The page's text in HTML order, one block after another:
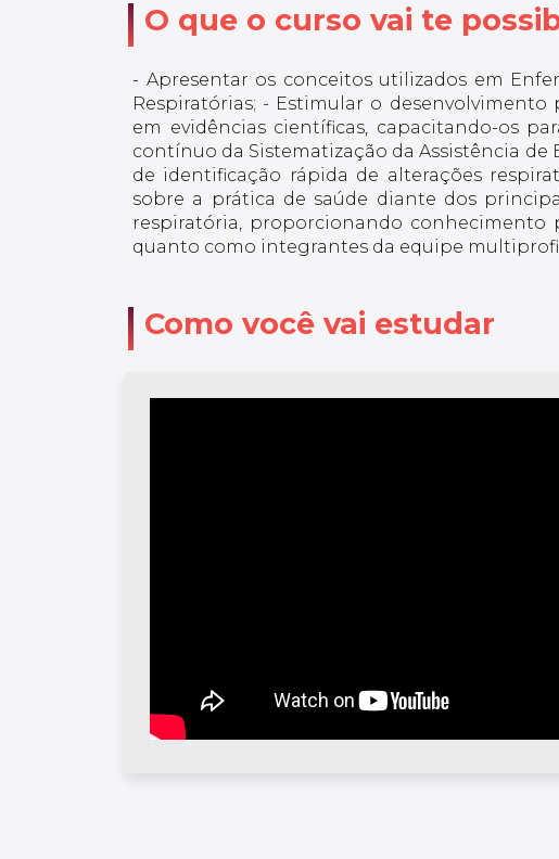
O que o curso vai te
- Apresentar os conceitos utilizados em
Respiratórias; - Estimular o desenvolvimento
em evidências científicas, capacitando-os
contínuo da Sistematização da Assistência
de identificação rápida de alterações
sobre a prática de saúde diante dos
respiratória, proporcionando
quanto como integrantes da equipe
Como você vai estudar